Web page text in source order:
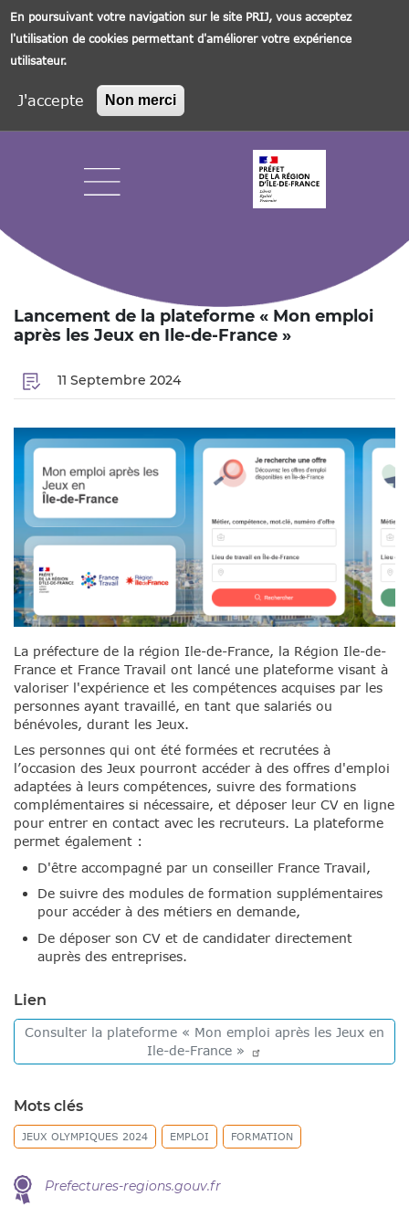
En poursuivant votre navigation sur le site PRIJ, vous acceptez
l'utilisation de cookies permettant d'améliorer votre expérience
utilisateur.
J'accepte Non merci
Lancement de la plateforme « Mon emploi
après les Jeux en Ile-de-France »
11 Septembre 2024
La préfecture de la région Ile-de-France, la Région Ile-de-
France et France Travail ont lancé une plateforme visant à
valoriser l'expérience et les compétences acquises par les
personnes ayant travaillé, en tant que salariés ou
bénévoles, durant les Jeux.
Les personnes qui ont été formées et recrutées à
l’occasion des Jeux pourront accéder à des offres d'emploi
adaptées à leurs compétences, suivre des formations
complémentaires si nécessaire, et déposer leur CV en ligne
pour entrer en contact avec les recruteurs. La plateforme
permet également :
D'être accompagné par un conseiller France Travail,
De suivre des modules de formation supplémentaires
pour accéder à des métiers en demande,
De déposer son CV et de candidater directement
auprès des entreprises.
Lien
Consulter la plateforme « Mon emploi après les Jeux en
Ile-de-France »
Mots clés
JEUX OLYMPIQUES 2024 EMPLOI FORMATION
Prefectures-regions.gouv.fr